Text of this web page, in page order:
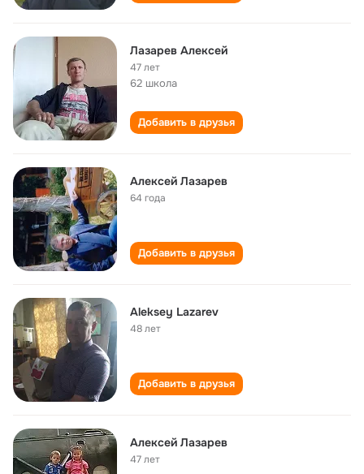
Лазарев Алексей
47 лет
62 школа
Добавить в друзья
Алексей Лазарев
64 года
Добавить в друзья
Aleksey Lazarev
48 лет
Добавить в друзья
Алексей Лазарев
47 лет